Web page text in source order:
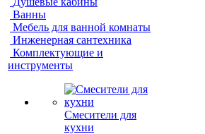
Ванны
Мебель для ванной комнаты
Инженерная сантехника
Комплектующие и
инструменты
Смесители для
кухни